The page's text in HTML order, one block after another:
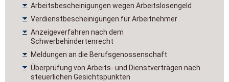
Arbeitsbescheinigungen wegen Arbeitslosengeld
Verdienstbescheinigungen für Arbeitnehmer
Anzeigeverfahren nach dem
Schwerbehindertenrecht
Meldungen an die Berufsgenossenschaft
Überprüfung von Arbeits- und Dienstverträgen nach
steuerlichen Gesichtspunkten